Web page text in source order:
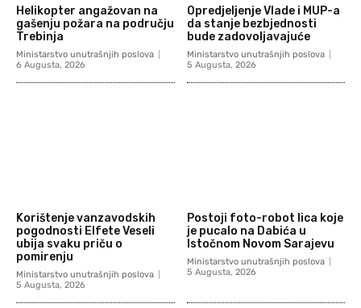
Helikopter angažovan na
gašenju požara na području
Trebinja
Ministarstvo unutrašnjih poslova
6 Augusta, 2026
Opredjeljenje Vlade i MUP-a
da stanje bezbjednosti
bude zadovoljavajuće
Ministarstvo unutrašnjih poslova
5 Augusta, 2026
Korištenje vanzavodskih
pogodnosti Elfete Veseli
ubija svaku priču o
pomirenju
Ministarstvo unutrašnjih poslova
5 Augusta, 2026
Postoji foto-robot lica koje
je pucalo na Dabića u
Istočnom Novom Sarajevu
Ministarstvo unutrašnjih poslova
5 Augusta, 2026